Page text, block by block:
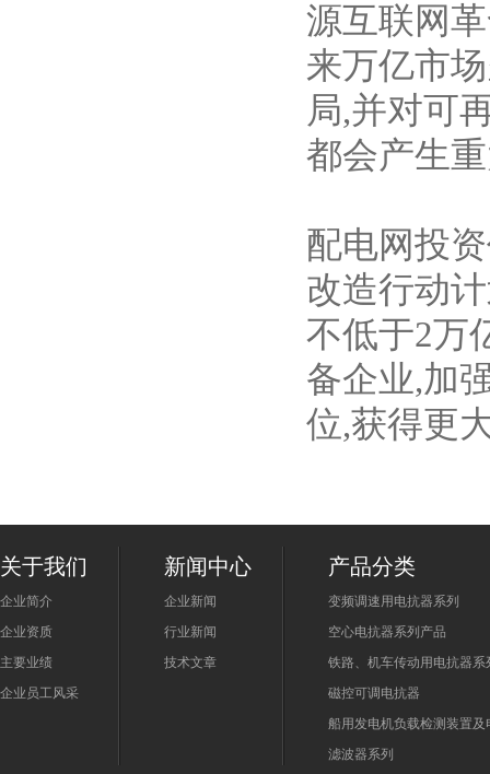
源互联网
来万亿市
局,并对可
都会产生
配电网投
改造行动
不低于2万
备企业,加
位,获得更
关于我们
企业简介
企业资质
主要业绩
企业员工风采
新闻中心
企业新闻
行业新闻
技术文章
产品分类
变频调速用电抗器系列
空心电抗器系列产品
铁路、机车传动用电抗器系
磁控可调电抗器
船用发电机负载检测装置及
滤波器系列